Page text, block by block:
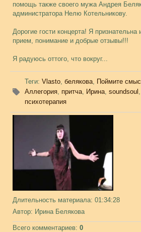
помощь также своего мужа Андрея
администратора Нелю Котельникову.
Дорогие гости концерта! Я
прием, понимание и добрые отзывы!!!
Я радуюсь оттого, что вокруг...
Теги: Vlasto, белякова, Поймите
Аллегория, притча, Ирина, soundsoul ,
психотерапия
Длительность материала: 01:34:28
Автор: Ирина Белякова
Всего комментариев: 0